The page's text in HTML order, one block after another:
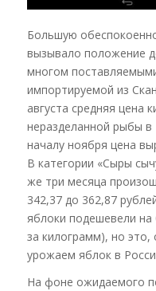
Большую
вызывало положение
многом
импортируемой из
августа средняя цена
неразделанной рыбы в
началу ноября цена
В категории «Сыры
же три месяца
342,37 до 362,87
яблоки подешевели на
за килограмм), но это,
урожаем яблок в
На фоне ожидаемого